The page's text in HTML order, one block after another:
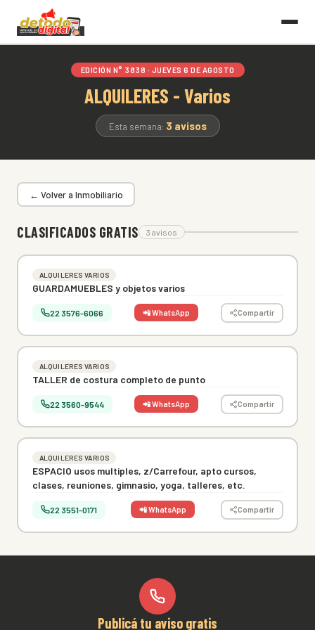
EDICIÓN N° 3838 · JUEVES 6 DE AGOSTO
ALQUILERES - Varios
Esta semana: 3 avisos
← Volver a Inmobiliario
CLASIFICADOS GRATIS 3 avisos
ALQUILERES VARIOS
GUARDAMUEBLES y objetos varios
22 3576-6066 📲 WhatsApp Compartir
ALQUILERES VARIOS
TALLER de costura completo de punto
22 3560-9544 📲 WhatsApp Compartir
ALQUILERES VARIOS
ESPACIO usos multiples, z/Carrefour, apto cursos,
clases, reuniones, gimnasio, yoga, talleres, etc.
22 3551-0171 📲 WhatsApp Compartir
Publicá tu aviso gratis